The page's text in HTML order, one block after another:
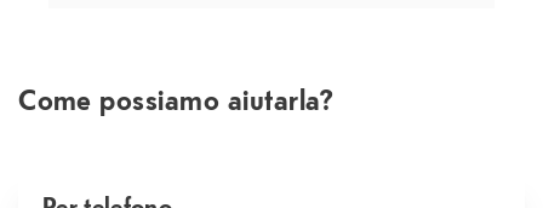
Come possiamo aiutarla?